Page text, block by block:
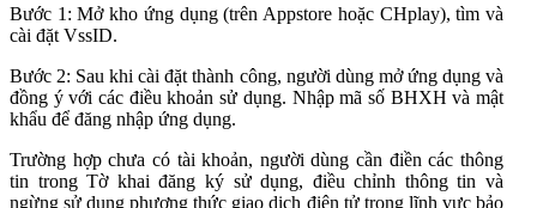
Bước 1: Mở kho ứng dụng (trên Appstore hoặc CHplay), tìm và
cài đặt VssID.
Bước 2: Sau khi cài đặt thành công, người dùng mở ứng dụng và
đồng ý với các điều khoản sử dụng. Nhập mã số BHXH và mật
khẩu để đăng nhập ứng dụng.
Trường hợp chưa có tài khoản, người dùng cần điền các thông
tin trong Tờ khai đăng ký sử dụng, điều chỉnh thông tin và
ngừng sử dụng phương thức giao dịch điện tử trong lĩnh vực bảo